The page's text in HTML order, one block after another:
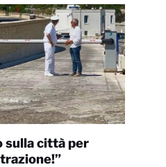
sulla città per